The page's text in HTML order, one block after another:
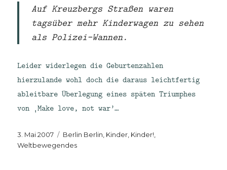
Auf Kreuzbergs Straßen waren
tagsüber mehr Kinderwagen zu sehen
als Polizei-Wannen.
Leider widerlegen die Geburtenzahlen
hierzulande wohl doch die daraus leichtfertig
ableitbare Überlegung eines späten Triumphes
von ‚Make love, not war’…
Veröffentlicht
am
3. Mai 2007 Kategorien
Berlin Berlin Kinder, Kinder!
Weltbewegendes